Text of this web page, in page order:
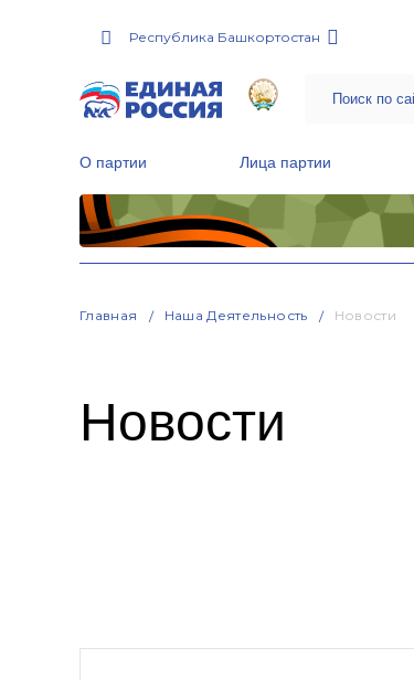
Республика Башкортостан
О партии Лица партии
Главная Наша Деятельность Новости
Новости